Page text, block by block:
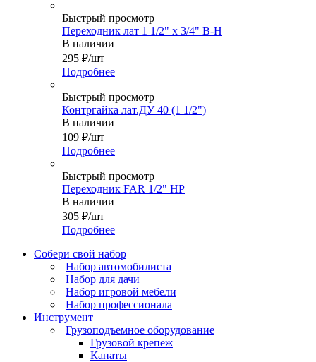
Быстрый просмотр
Переходник лат 1 1/2" х 3/4" В-Н
В наличии
295 ₽/шт
Подробнее
Быстрый просмотр
Контргайка лат.ДУ 40 (1 1/2")
В наличии
109 ₽/шт
Подробнее
Быстрый просмотр
Переходник FAR 1/2" НР
В наличии
305 ₽/шт
Подробнее
Собери свой набор
Набор автомобилиста
Набор для дачи
Набор игровой мебели
Набор профессионала
Инструмент
Грузоподъемное оборудование
Грузовой крепеж
Канаты